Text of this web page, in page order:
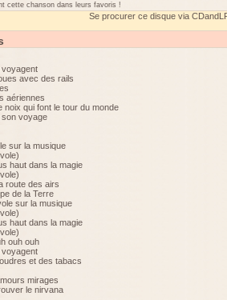
cette chanson dans leurs favoris !
Se procurer ce disque via
voyagent
avec des rails
aériennes
noix qui font le tour du monde
voyage
sur la musique
haut dans la magie
route des airs
de la Terre
sur la musique
haut dans la magie
ouh ouh
voyagent
et des tabacs
mirages
le nirvana